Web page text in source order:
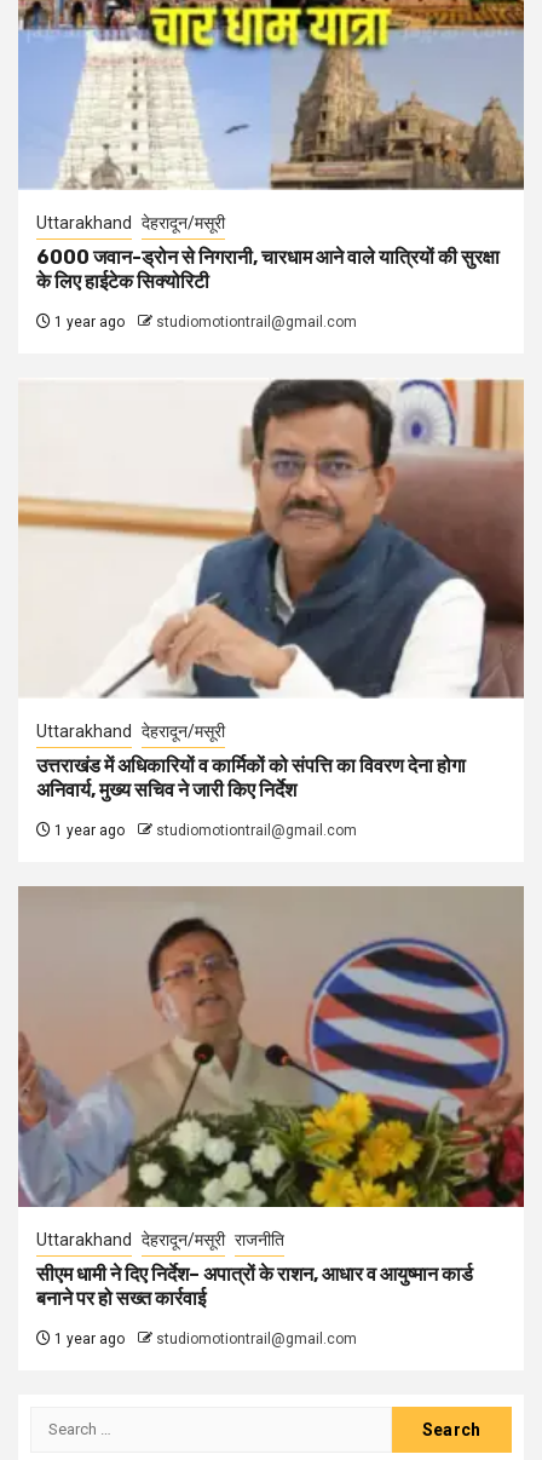
Uttarakhand देहरादून/मसूरी
6000 जवान-ड्रोन से निगरानी, चारधाम आने वाले यात्रियों की सुरक्षा
के लिए हाईटेक सिक्योरिटी
1 year ago studiomotiontrail@gmail.com
Uttarakhand देहरादून/मसूरी
उत्तराखंड में अधिकारियों व कार्मिकों को संपत्ति का विवरण देना होगा
अनिवार्य, मुख्य सचिव ने जारी किए निर्देश
1 year ago studiomotiontrail@gmail.com
Uttarakhand देहरादून/मसूरी राजनीति
सीएम धामी ने दिए निर्देश– अपात्रों के राशन, आधार व आयुष्मान कार्ड
बनाने पर हो सख्त कार्रवाई
1 year ago studiomotiontrail@gmail.com
Search